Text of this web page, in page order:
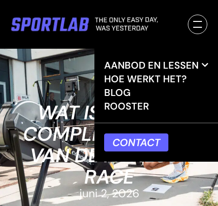
AANBOD EN LESSEN
HOE WERKT HET?
BLOG
ROOSTER
CONTACT
WAT IS HYROX?
COMPLETE UITLEG
VAN DE FITNESS-
RACE
juni 2, 2026